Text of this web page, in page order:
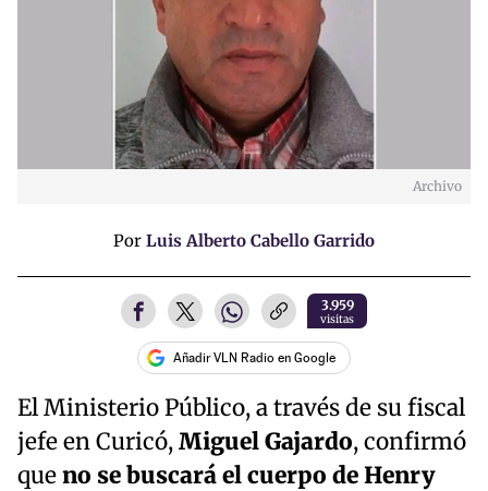
Archivo
Por Luis Alberto Cabello Garrido
3.959
visitas
Añadir VLN Radio en Google
El Ministerio Público, a través de su fiscal
jefe en Curicó,Miguel Gajardo, confirmó
queno se buscará el cuerpo de Henry